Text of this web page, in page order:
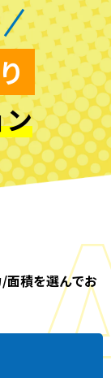
り
面積を選んでお